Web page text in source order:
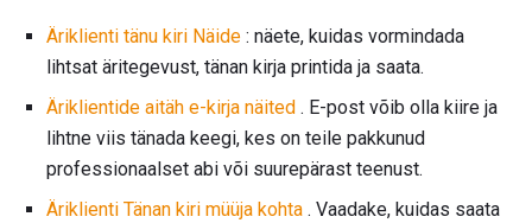
Äriklienti tänu kiri Näide : näete, kuidas vormindada
lihtsat äritegevust, tänan kirja printida ja saata.
Äriklientide aitäh e-kirja näited . E-post võib olla kiire ja
lihtne viis tänada keegi, kes on teile pakkunud
professionaalset abi või suurepärast teenust.
Äriklienti Tänan kiri müüja kohta . Vaadake, kuidas saata